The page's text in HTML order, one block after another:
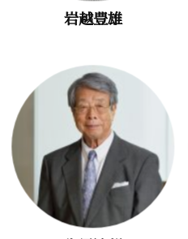
岩越豊雄